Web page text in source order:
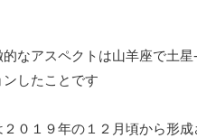
的なアスペクトは山羊座で土
したことです
０１９年の１２月頃から形成